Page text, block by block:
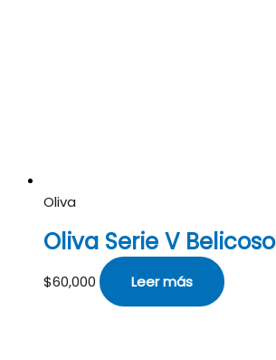
Oliva
Oliva Serie V Belicoso
$60,000 Leer más